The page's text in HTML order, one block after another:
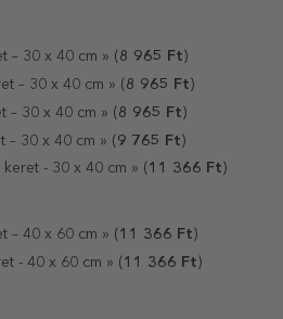
– 30 x 40 cm » ( 8 965 Ft )
– 30 x 40 cm » ( 8 965 Ft )
– 30 x 40 cm » (8 965 Ft)
– 30 x 40 cm » (9 765 Ft)
- 30 x 40 cm » ( 11 366 Ft )
– 40 x 60 cm » ( 11 366 Ft )
- 40 x 60 cm » (11 366 Ft)